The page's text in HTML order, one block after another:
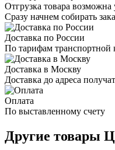
Отгрузка товара возможна
Сразу начнем собирать
Доставка по России
По тарифам транспортной
Доставка в Москву
Доставка до адреса
Оплата
По выставленному счету
Другие товары